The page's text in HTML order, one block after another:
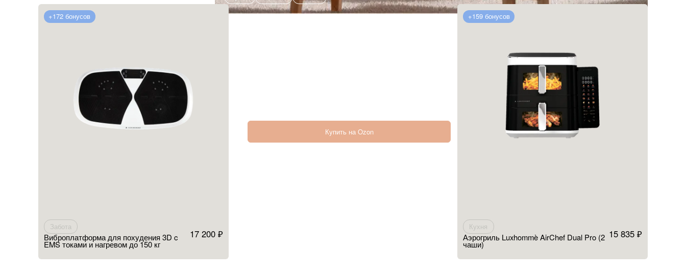
Перейти в каталог
+172 бонусов
Забота
Виброплатформа для похудения 3D c
EMS токами и нагревом до 150 кг
17 200 ₽
Купить на Ozon
+159 бонусов
Кухня
Аэрогриль Luxhommè AirChef Dual Pro (2
чаши)
15 835 ₽